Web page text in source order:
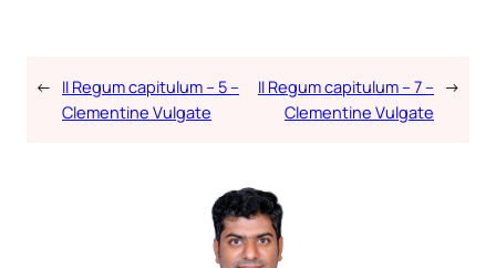
← II Regum capitulum – 5 –
Clementine Vulgate
II Regum capitulum – 7 –
Clementine Vulgate
→